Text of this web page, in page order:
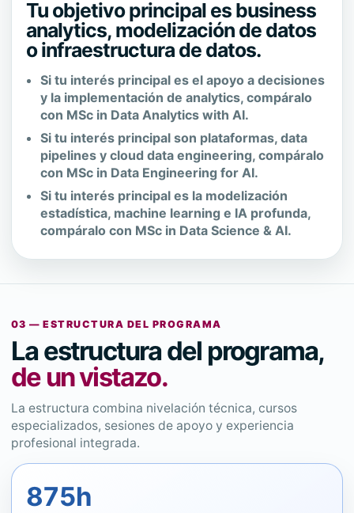
Tu objetivo principal es business
analytics, modelización de datos
o infraestructura de datos.
Si tu interés principal es el apoyo a decisiones
y la implementación de analytics, compáralo
con MSc in Data Analytics with AI.
Si tu interés principal son plataformas, data
pipelines y cloud data engineering, compáralo
con MSc in Data Engineering for AI.
Si tu interés principal es la modelización
estadística, machine learning e IA profunda,
compáralo con MSc in Data Science & AI.
03 — ESTRUCTURA DEL PROGRAMA
La estructura del programa,
de un vistazo.
La estructura combina nivelación técnica, cursos
especializados, sesiones de apoyo y experiencia
profesional integrada.
875h